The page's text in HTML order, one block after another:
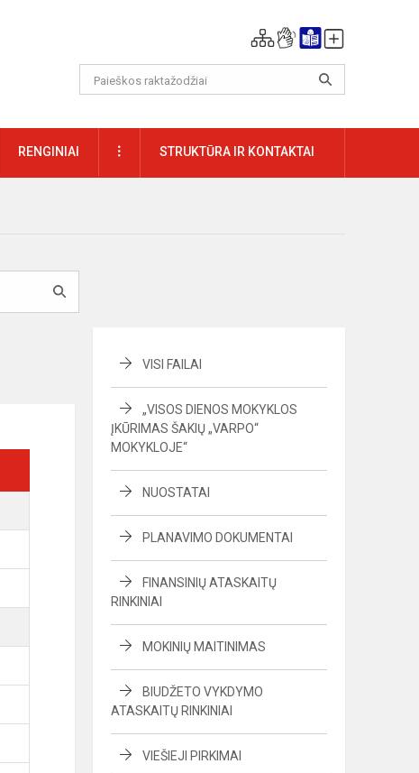
RENGINIAI DAUGIAUSTRUKTŪRA IR KONTAKTAI
VISI FAILAI
„VISOS DIENOS MOKYKLOS
ĮKŪRIMAS ŠAKIŲ „VARPO“
MOKYKLOJE“
NUOSTATAI
PLANAVIMO DOKUMENTAI
FINANSINIŲ ATASKAITŲ
RINKINIAI
MOKINIŲ MAITINIMAS
BIUDŽETO VYKDYMO
ATASKAITŲ RINKINIAI
VIEŠIEJI PIRKIMAI